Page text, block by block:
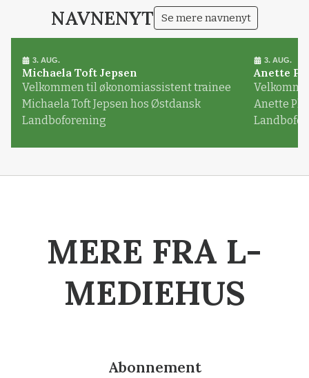
NAVNENYT Se mere navnenyt
3. AUG.
Michaela Toft Jepsen
Velkommen til økonomiassistent trainee
Michaela Toft Jepsen hos Østdansk
Landboforening
3. AUG.
Anette
Anette
MERE FRA L-
MEDIEHUS
Abonnement